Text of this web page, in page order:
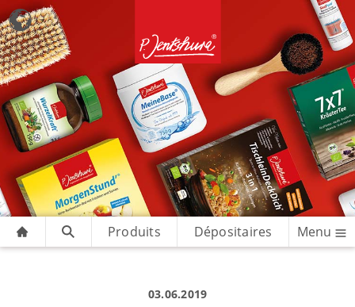
Produits Dépositaires Menu
03.06.2019